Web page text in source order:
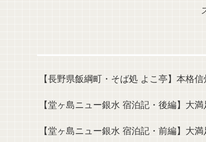
【長野県飯綱町・そば処 よこ亭】本格
【堂ヶ島ニュー銀水 宿泊記・後編】大
【堂ヶ島ニュー銀水 宿泊記・前編】大